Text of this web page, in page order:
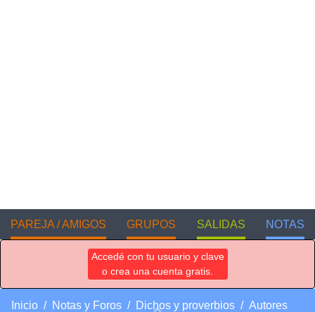
PAREJA / AMIGOS GRUPOS SALIDAS NOTAS
Accedé con tu usuario y clave
o crea una cuenta gratis.
Inicio Notas y Foros Dichos y proverbios Autores